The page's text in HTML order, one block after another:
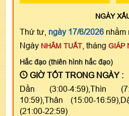
NGÀY
Thứ tư, ngày 17/6/2026 nhằm
Ngày NHÂM TUẤT , tháng GIÁP
Hắc đạo (thiên hình hắc đạo)
GIỜ TỐT TRONG NGÀY :
Dần (3:00-4:59),Thìn
10:59),Thân (15:00-
(21:00-22:59)